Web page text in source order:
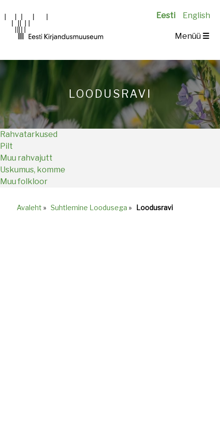
Eesti English
Main
Menüü ☰
LOODUSRAVI
Rahvatarkused
Pilt
Muu rahvajutt
Uskumus, komme
Muu folkloor
Avaleht » Suhtlemine Loodusega » Loodusravi